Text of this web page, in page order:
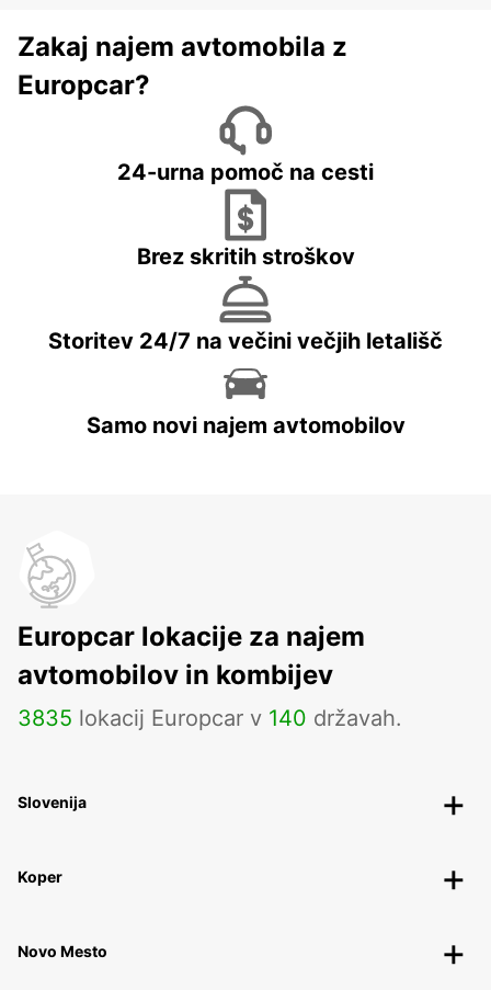
Zakaj najem avtomobila z
Europcar?
24-urna pomoč na cesti
Brez skritih stroškov
Storitev 24/7 na večini večjih letališč
Samo novi najem avtomobilov
Europcar lokacije za najem
avtomobilov in kombijev
3835 lokacij Europcar v 140 državah.
Slovenija
Koper
Novo Mesto